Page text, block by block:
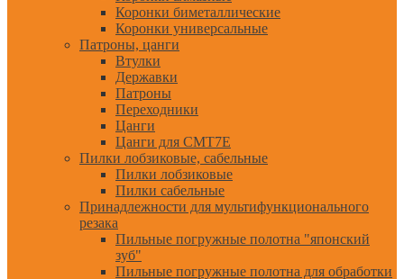
Коронки биметаллические
Коронки универсальные
Патроны, цанги
Втулки
Державки
Патроны
Переходники
Цанги
Цанги для CMT7E
Пилки лобзиковые, сабельные
Пилки лобзиковые
Пилки сабельные
Принадлежности для мультифункционального
резака
Пильные погружные полотна "японский
зуб"
Пильные погружные полотна для обработки